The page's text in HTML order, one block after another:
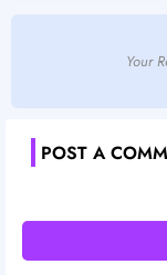
Your
POST A